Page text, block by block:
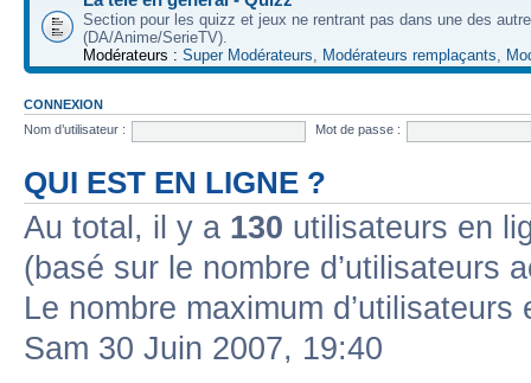
Section pour les quizz et jeux ne rentrant pas dans une des
(DA/Anime/SerieTV).
Modérateurs : Super Modérateurs Modérateurs remplaçants
CONNEXION
Nom d’utilisateur :
Mot de passe :
QUI EST EN LIGNE ?
Au total, il y a 130 utilisateurs en
(basé sur le nombre d’utilisateurs
Le nombre maximum
Sam 30 Juin 2007, 19:40